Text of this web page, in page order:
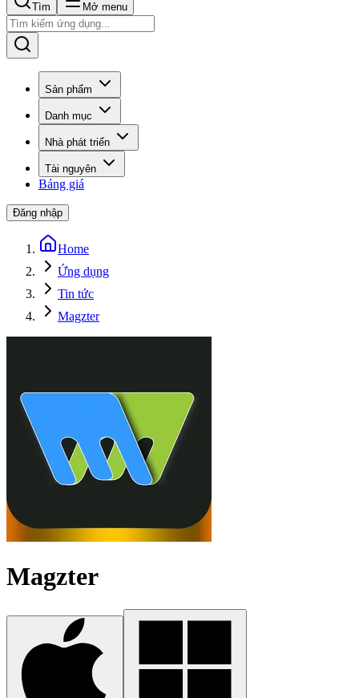
Tìm Mở menu
Sản phẩm
Danh mục
Nhà phát triển
Tài nguyên
Bảng giá
Đăng nhập
Home
Ứng dụng
Tin tức
Magzter
Magzter